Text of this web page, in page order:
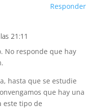
Responder
21:11
No responde que hay
hasta que se estudie
que hay una
este tipo de